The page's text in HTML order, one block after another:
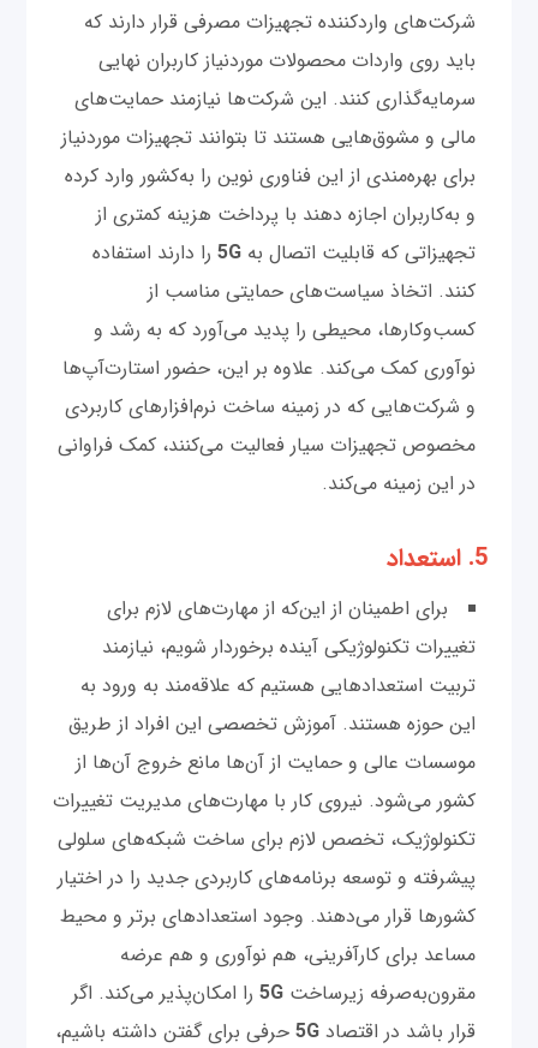
شرکت‌های واردکننده تجهیزات مصرفی قرار دارند که
باید روی واردات محصولات موردنیاز کاربران نهایی
سرمایه‌گذاری کنند. این شرکت‌ها نیازمند حمایت‌های
مالی و مشوق‌هایی هستند تا بتوانند تجهیزات موردنیاز
برای بهره‌مندی از این فناوری نوین را به‌کشور وارد کرده
و به‌کاربران اجازه ‌دهند با پرداخت هزینه کمتری از
تجهیزاتی که قابلیت اتصال به5G را دارند استفاده
کنند. اتخاذ سیاست‌های حمایتی مناسب از
کسب‌وکارها، محیطی را پدید می‌آورد که به ‌رشد و
نوآوری کمک می‌کند. علاوه بر این، حضور استارت‌آپ‌ها
و شرکت‌هایی که در زمینه ساخت نرم‌افزارهای کاربردی
مخصوص تجهیزات سیار فعالیت می‌کنند، کمک فراوانی
در این زمینه می‌کند.
5. استعداد
برای اطمینان از این‌که از مهارت‌های لازم برای
تغییرات تکنولوژیکی آینده برخوردار شویم، نیازمند
تربیت استعدادهایی هستیم که علاقه‌مند به ورود به
این حوزه هستند. آموزش تخصصی این افراد از طریق
موسسات عالی و حمایت از آن‌ها مانع خروج آن‌ها از
کشور می‌شود. نیروی کار با مهارت‌های مدیریت تغییرات
تکنولوژیک، تخصص لازم برای ساخت شبکه‌های سلولی
پیشرفته و توسعه برنامه‌های کاربردی جدید را در اختیار
کشورها قرار می‌دهند. وجود استعدادهای برتر و محیط
مساعد برای کارآفرینی، هم نوآوری و هم عرضه
مقرون‌به‌صرفه زیرساخت5G را امکان‌پذیر می‌کند. اگر
قرار باشد در اقتصاد5G حرفی برای گفتن داشته باشیم،